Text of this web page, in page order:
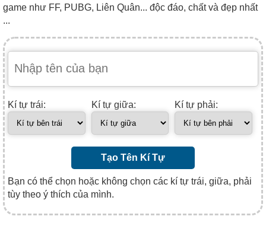
game như FF, PUBG, Liên Quân... độc đáo, chất và đẹp nhất
...
Kí tự trái: Kí tự giữa: Kí tự phải:
Tạo Tên Kí Tự
Bạn có thể chọn hoặc không chọn các kí tự trái, giữa, phải
tùy theo ý thích của mình.